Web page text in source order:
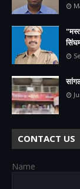
CONTACT US
Name